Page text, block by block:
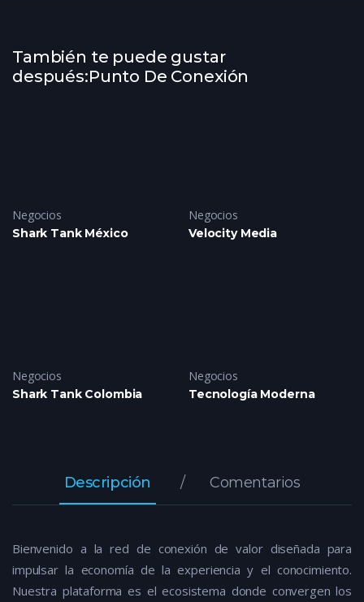
También te puede gustar
después:Punto De Conexión
Negocios
Shark Tank México
Negocios
Velocity Media
Negocios
Shark Tank Colombia
Negocios
Tecnología Moderna
Descripción Comentarios
Bienvenido a la red de conexión de valor diseñada para
impulsar la economía de la experiencia y el conocimiento.
Nuestra plataforma es el ecosistema donde convergen los